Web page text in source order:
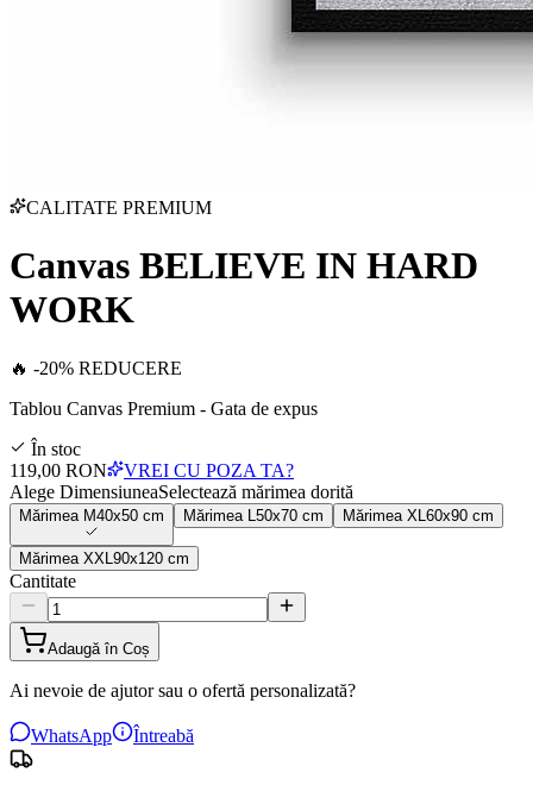
CALITATE PREMIUM
Canvas BELIEVE IN HARD
WORK
🔥 -20% REDUCERE
Tablou Canvas Premium - Gata de expus
În stoc
119,00 RON
VREI CU POZA TA?
Alege DimensiuneaSelectează mărimea dorită
Mărimea M40x50 cm Mărimea 50x70 cm Mărimea XL 60x90 cm
Mărimea XXL 90x120 cm
Cantitate
Adaugă în Coș
Ai nevoie de ajutor sau o ofertă personalizată?
WhatsApp Întreabă